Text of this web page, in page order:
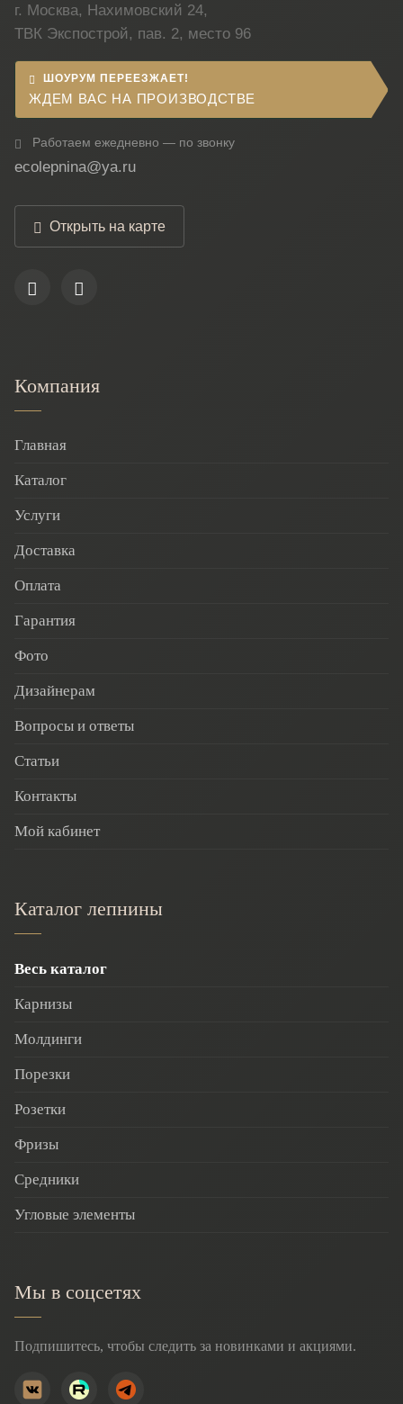
г. Москва, Нахимовский 24,
ТВК Экспострой, пав. 2, место 96
ШОУРУМ ПЕРЕЕЗЖАЕТ!
ЖДЕМ ВАС НА ПРОИЗВОДСТВЕ
Работаем ежедневно — по звонку
ecolepnina@ya.ru
Открыть на карте
Компания
Главная
Каталог
Услуги
Доставка
Оплата
Гарантия
Фото
Дизайнерам
Вопросы и ответы
Статьи
Контакты
Мой кабинет
Каталог лепнины
Весь каталог
Карнизы
Молдинги
Порезки
Розетки
Фризы
Средники
Угловые элементы
Мы в соцсетях
Подпишитесь, чтобы следить за новинками и акциями.